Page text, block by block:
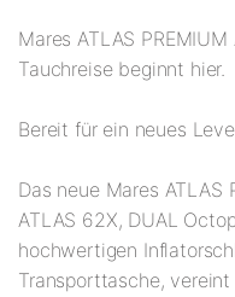
Mares ATLAS
Tauchreise beginnt hier.
Bereit für ein neues
Das neue Mares ATLAS
ATLAS 62X, DUAL
hochwertigen
Transporttasche,